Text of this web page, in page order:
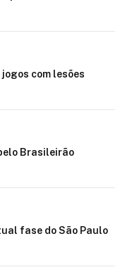
em jogos com lesões
Brasileirão
fase do São Paulo